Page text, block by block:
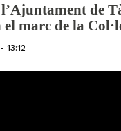
de
marc de la
13:12